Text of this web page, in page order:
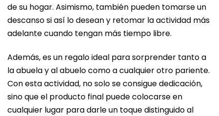
de su hogar. Asimismo, también pueden tomarse un
descanso si así lo desean y retomar la actividad más
adelante cuando tengan más tiempo libre.
Además, es un regalo ideal para sorprender tanto a
la abuela y al abuelo como a cualquier otro pariente.
Con esta actividad, no solo se consigue dedicación,
sino que el producto final puede colocarse en
cualquier lugar para darle un toque distinguido al